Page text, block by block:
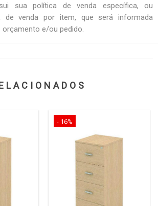
sua política de venda específica, ou
de venda por item, que será informada
e/ou pedido.
- 16%